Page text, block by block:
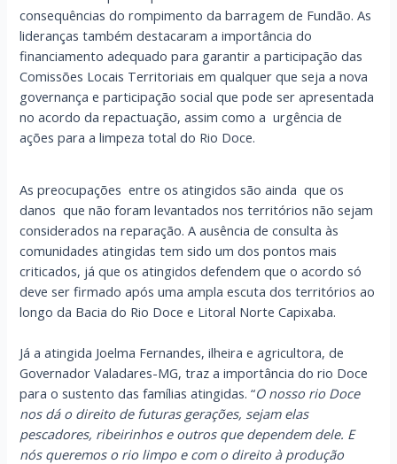
consequências do rompimento da barragem de Fundão. As
lideranças também destacaram a importância do
financiamento adequado para garantir a participação das
Comissões Locais Territoriais em qualquer que seja a nova
governança e participação social que pode ser apresentada
no acordo da repactuação, assim como a urgência de
ações para a limpeza total do Rio Doce.
As preocupações entre os atingidos são ainda que os
danos que não foram levantados nos territórios não sejam
considerados na reparação. A ausência de consulta às
comunidades atingidas tem sido um dos pontos mais
criticados, já que os atingidos defendem que o acordo só
deve ser firmado após uma ampla escuta dos territórios ao
longo da Bacia do Rio Doce e Litoral Norte Capixaba.
Já a atingida Joelma Fernandes, ilheira e agricultora, de
Governador Valadares-MG, traz a importância do rio Doce
para o sustento das famílias atingidas. “O nosso rio Doce
nos dá o direito de futuras gerações, sejam elas
pescadores, ribeirinhos e outros que dependem dele. E
nós queremos o rio limpo e com o direito à produção